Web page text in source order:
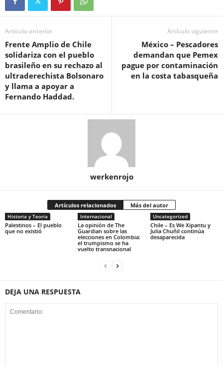
Artículo anterior
Frente Amplio de Chile
solidariza con el pueblo
brasileño en su rechazo al
ultraderechista Bolsonaro
y llama a apoyar a
Fernando Haddad.
Artículo siguiente
México – Pescadores
demandan que Pemex
pague por contaminación
en la costa tabasqueña
werkenrojo
Artículos relacionados Más del autor
Historia y Teoria
Palestinos – El pueblo
que no existió
Internacional
La opinión de The
Guardian sobre las
elecciones en Colombia:
el trumpismo se ha
vuelto transnacional
Uncategorized
Chile – Es We Xipantu y
Julia Chuñil continúa
desaparecida
DEJA UNA RESPUESTA